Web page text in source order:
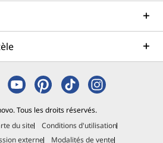
Tous les droits réservés.
du site
Conditions d'utilisation
externe
Modalités de vente